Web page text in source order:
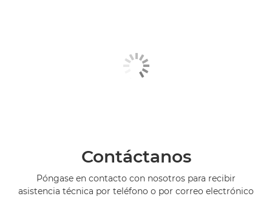
Contáctanos
Póngase en contacto con nosotros para recibir
asistencia técnica por teléfono o por correo electrónico